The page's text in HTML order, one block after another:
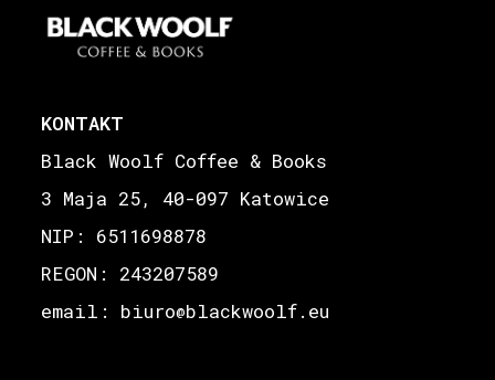
KONTAKT
Black Woolf Coffee & Books
3 Maja 25, 40-097 Katowice
NIP: 6511698878
REGON: 243207589
email: biuro@blackwoolf.eu